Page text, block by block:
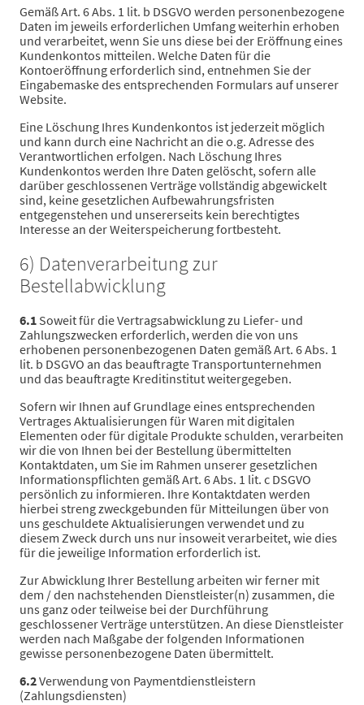
Gemäß Art. 6 Abs. 1 lit. b DSGVO werden personenbezogene
Daten im jeweils erforderlichen Umfang weiterhin erhoben
und verarbeitet, wenn Sie uns diese bei der Eröffnung eines
Kundenkontos mitteilen. Welche Daten für die
Kontoeröffnung erforderlich sind, entnehmen Sie der
Eingabemaske des entsprechenden Formulars auf unserer
Website.
Eine Löschung Ihres Kundenkontos ist jederzeit möglich
und kann durch eine Nachricht an die o.g. Adresse des
Verantwortlichen erfolgen. Nach Löschung Ihres
Kundenkontos werden Ihre Daten gelöscht, sofern alle
darüber geschlossenen Verträge vollständig abgewickelt
sind, keine gesetzlichen Aufbewahrungsfristen
entgegenstehen und unsererseits kein berechtigtes
Interesse an der Weiterspeicherung fortbesteht.
6) Datenverarbeitung zur
Bestellabwicklung
6.1 Soweit für die Vertragsabwicklung zu Liefer- und
Zahlungszwecken erforderlich, werden die von uns
erhobenen personenbezogenen Daten gemäß Art. 6 Abs. 1
lit. b DSGVO an das beauftragte Transportunternehmen
und das beauftragte Kreditinstitut weitergegeben.
Sofern wir Ihnen auf Grundlage eines entsprechenden
Vertrages Aktualisierungen für Waren mit digitalen
Elementen oder für digitale Produkte schulden, verarbeiten
wir die von Ihnen bei der Bestellung übermittelten
Kontaktdaten, um Sie im Rahmen unserer gesetzlichen
Informationspflichten gemäß Art. 6 Abs. 1 lit. c DSGVO
persönlich zu informieren. Ihre Kontaktdaten werden
hierbei streng zweckgebunden für Mitteilungen über von
uns geschuldete Aktualisierungen verwendet und zu
diesem Zweck durch uns nur insoweit verarbeitet, wie dies
für die jeweilige Information erforderlich ist.
Zur Abwicklung Ihrer Bestellung arbeiten wir ferner mit
dem / den nachstehenden Dienstleister(n) zusammen, die
uns ganz oder teilweise bei der Durchführung
geschlossener Verträge unterstützen. An diese Dienstleister
werden nach Maßgabe der folgenden Informationen
gewisse personenbezogene Daten übermittelt.
6.2Verwendung von Paymentdienstleistern
(Zahlungsdiensten)